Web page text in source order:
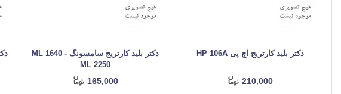
دکتر بلید کارتریج اچ پی HP 106A
210,000
دکتر بلید کارتریج سامسونگ ML 1640 -
ML 2250
165,000